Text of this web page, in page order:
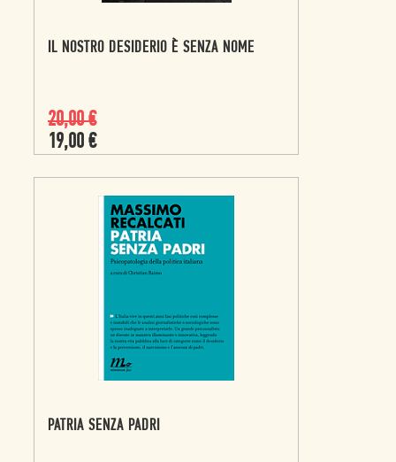
IL NOSTRO DESIDERIO È SENZA NOME
20,00€
19,00 €
PATRIA SENZA PADRI